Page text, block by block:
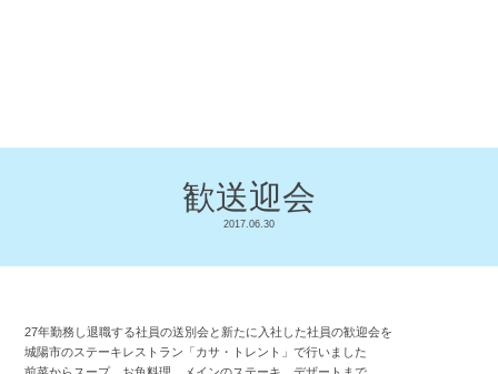
歓送迎会
2017.06.30
27年勤務し退職する社員の送別会と新たに入社した社員の歓迎会を
城陽市のステーキレストラン「カサ・トレント」で行いました